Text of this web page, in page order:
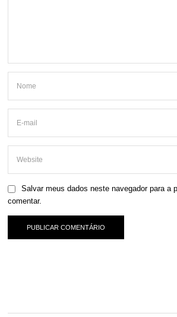
Salvar meus dados neste navegador para a
comentar.